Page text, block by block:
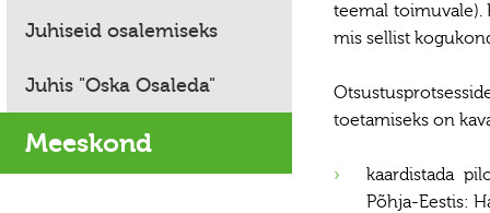
Juhiseid osalemiseks
Juhis "Oska Osaleda"
Meeskond
teemal toimuvale).
mis sellist
toetamiseks on
kaardistada
Põhja-Eestis: